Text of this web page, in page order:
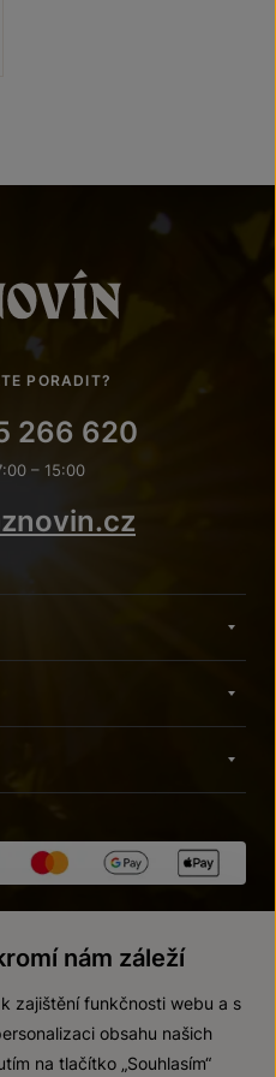
PORADIT?
266 620
– 15:00
ZNOJMO, a. s.
nám záleží
zajištění funkčnosti webu a s
obsahu našich
na tlačítko „Souhlasím“